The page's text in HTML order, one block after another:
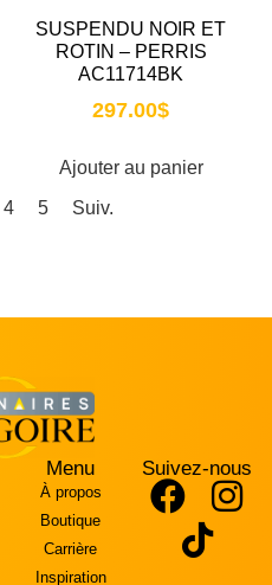
SUSPENDU NOIR ET
ROTIN – PERRIS
AC11714BK
297.00$
Ajouter au panier
4 5 Suiv.
Menu
À propos
Boutique
Carrière
Inspiration
Suivez-nous